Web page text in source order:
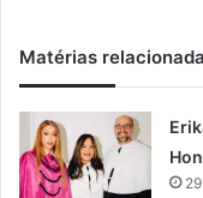
Matérias